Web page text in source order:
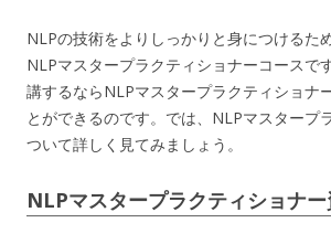
NLPの技術をよりしっかりと身につけるた
NLPマスタープラクティショナーコースで
講するならNLPマスタープラクティショナ
とができるのです。では、NLPマスタープ
ついて詳しく見てみましょう。
NLPマスタープラクティショナ